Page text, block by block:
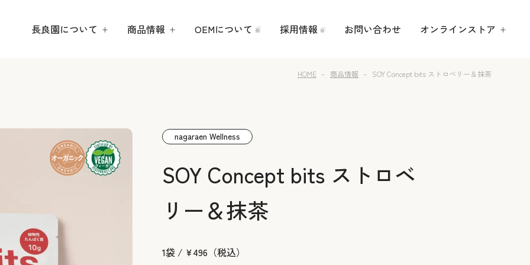
長良園について 商品情報 OEMについて 採用情報 お問い合わせ オンラインストア
HOME 商品情報 SOY Concept bits ストロベリー＆抹茶
nagaraen Wellness
SOY Concept bits ストロベ
リー＆抹茶
1袋 / ¥496（税込）